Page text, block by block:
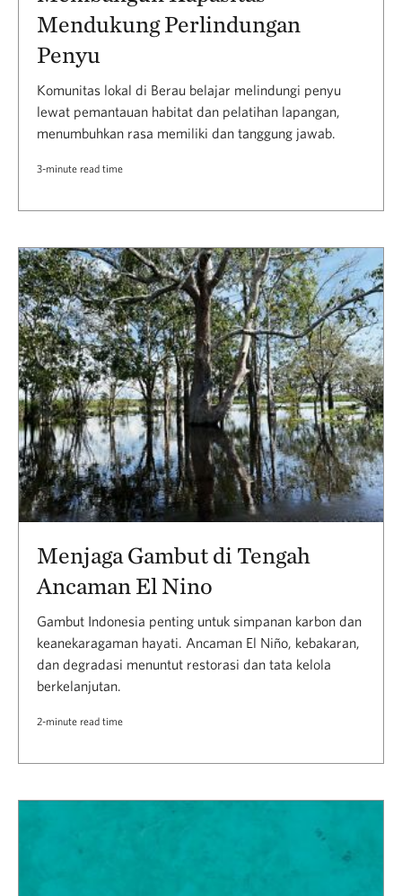
Mendukung Perlindungan
Penyu
Komunitas lokal di Berau belajar melindungi penyu
lewat pemantauan habitat dan pelatihan lapangan,
menumbuhkan rasa memiliki dan tanggung jawab.
3-minute read time
Menjaga Gambut di Tengah
Ancaman El Nino
Gambut Indonesia penting untuk simpanan karbon dan
keanekaragaman hayati. Ancaman El Niño, kebakaran,
dan degradasi menuntut restorasi dan tata kelola
berkelanjutan.
2-minute read time